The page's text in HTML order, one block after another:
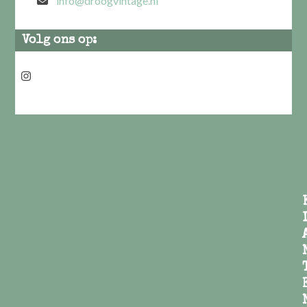
Volg ons op:
Instagram